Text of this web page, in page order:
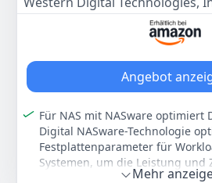
Angebot
Für NAS mit NASware optimiert
Digital NASware-Technologie
Festplattenparameter für
Systemen, um die Leistung und
Mehr